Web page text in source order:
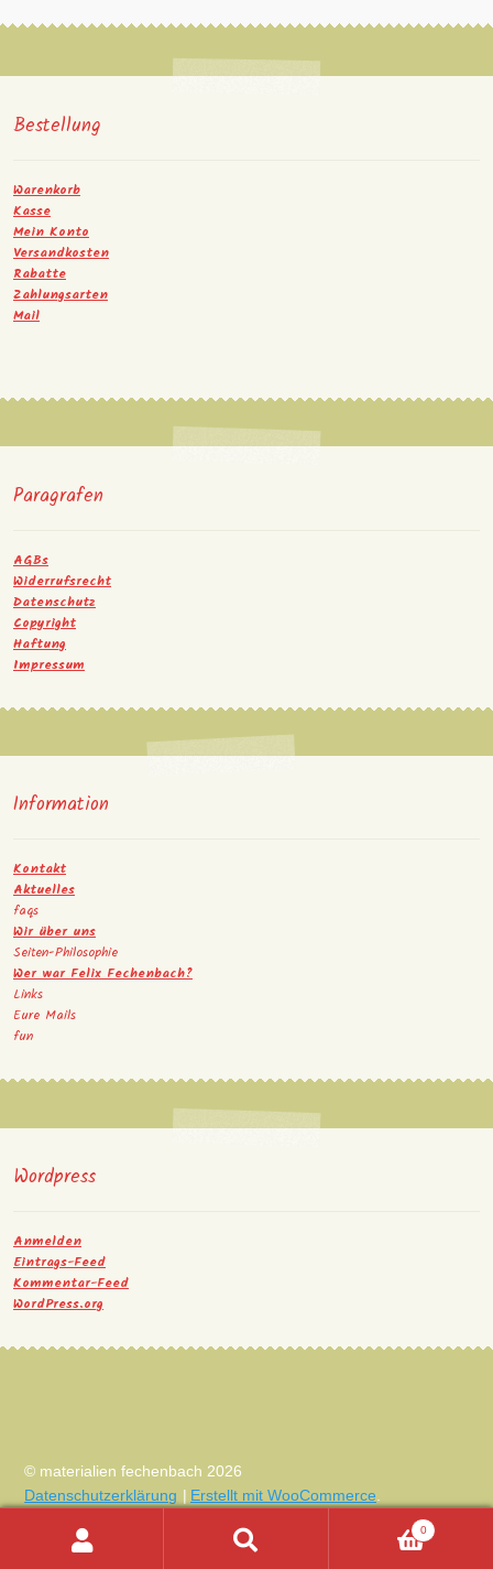
Bestellung
Warenkorb
Kasse
Mein Konto
Versandkosten
Rabatte
Zahlungsarten
Mail
Paragrafen
AGBs
Widerrufsrecht
Datenschutz
Copyright
Haftung
Impressum
Information
Kontakt
Aktuelles
faqs
Wir über uns
Seiten-Philosophie
Wer war Felix Fechenbach?
Links
Eure Mails
fun
Wordpress
Anmelden
Eintrags-Feed
Kommentar-Feed
WordPress.org
© materialien fechenbach 2026
Datenschutzerklärung
Erstellt mit WooCommerce
0